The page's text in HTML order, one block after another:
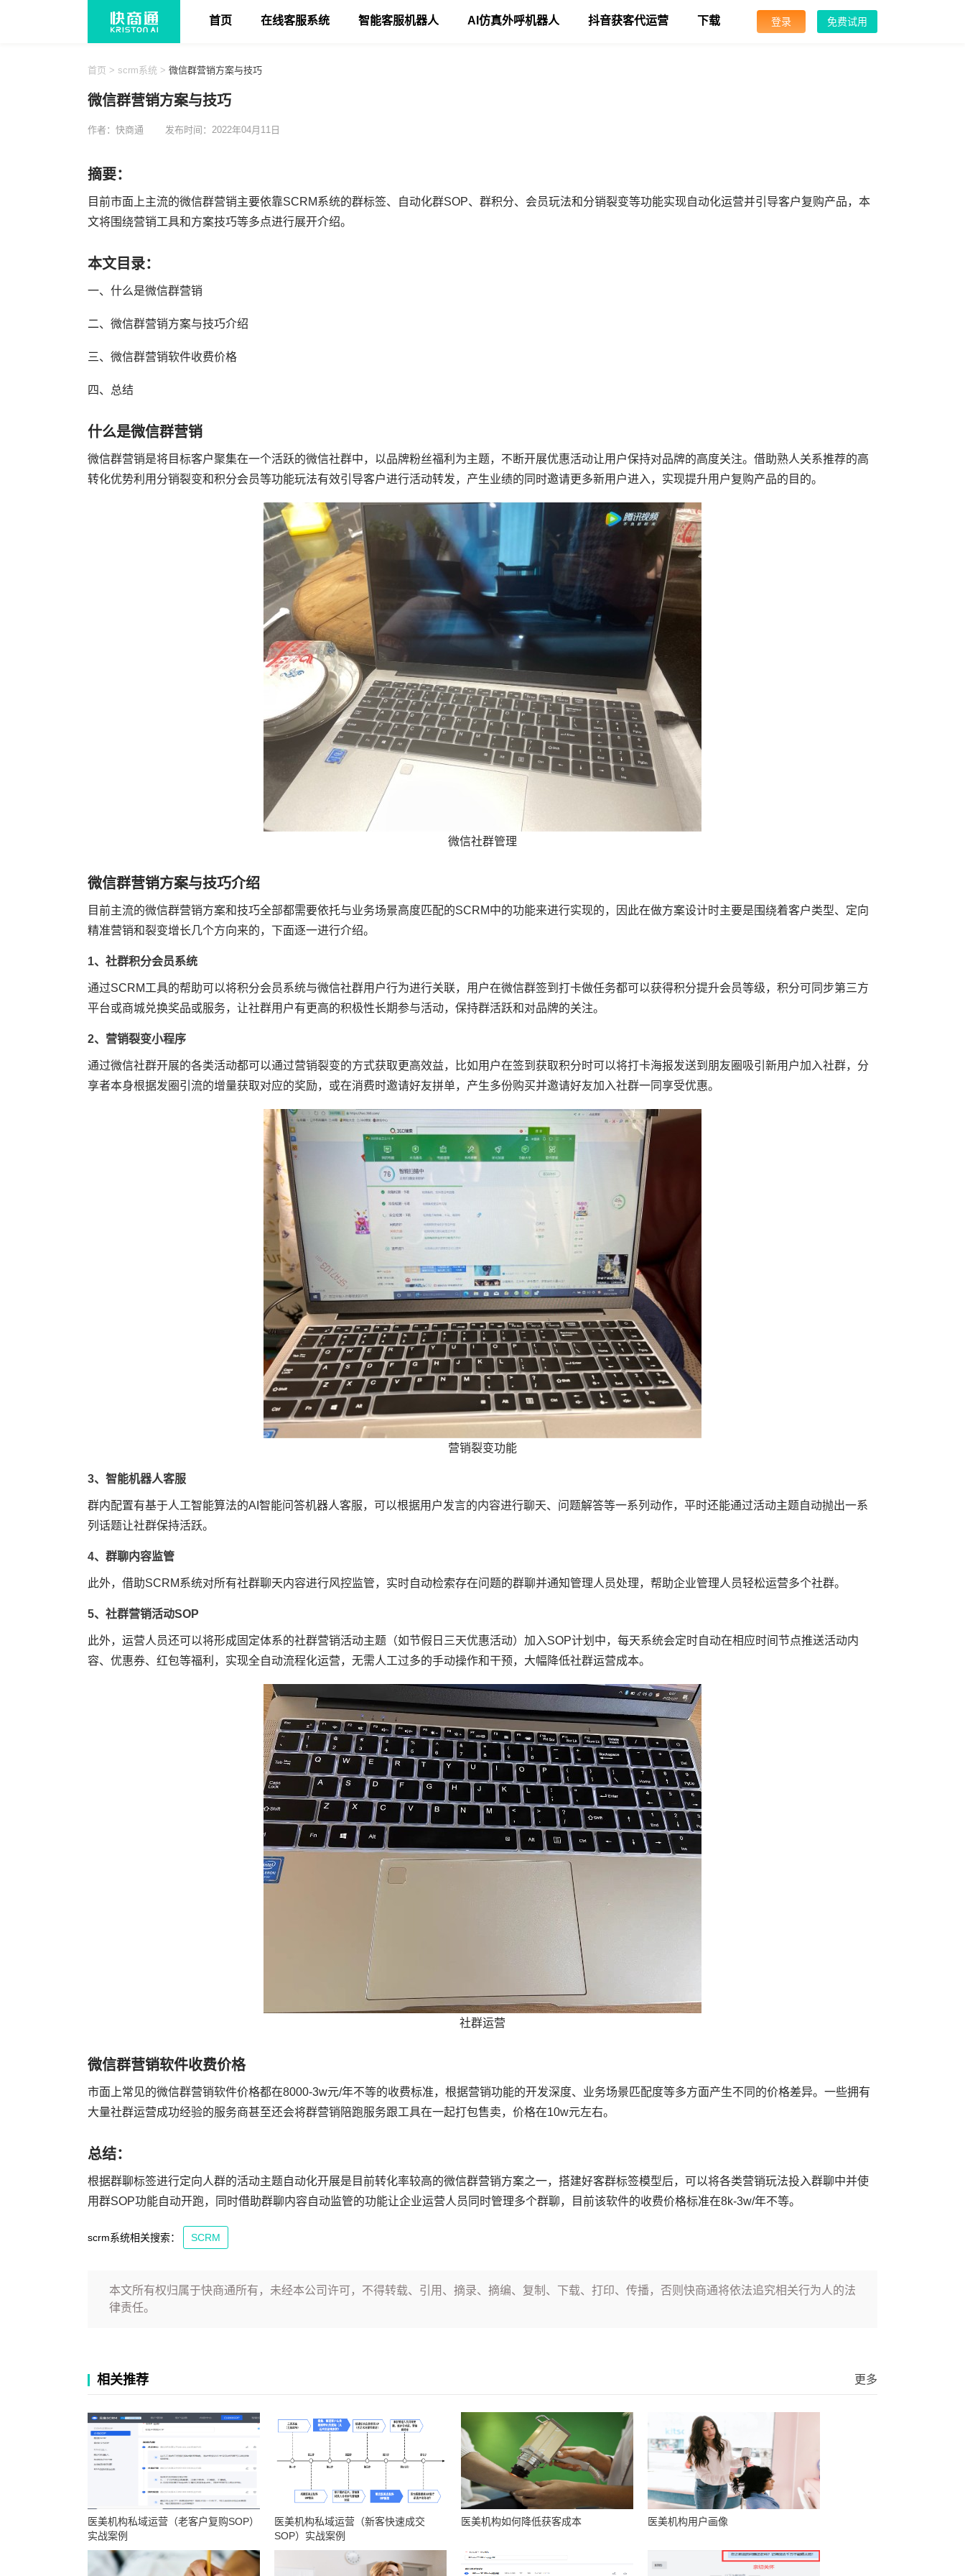
首页 在线客服系统 智能客服机器人 AI仿真外呼机器人 抖音获客代运营 下载 登录 免费试用
首页 > scrm系统 > 微信群营销方案与技巧
微信群营销方案与技巧
作者：快商通 发布时间：2022年04月11日
摘要：
目前市面上主流的微信群营销主要依靠SCRM系统的群标签、自动化群SOP、群积分、会员玩法和分销裂变等功能实现自动化运营并引导客户复购产品，本
文将围绕营销工具和方案技巧等多点进行展开介绍。
本文目录：
一、什么是微信群营销
二、微信群营销方案与技巧介绍
三、微信群营销软件收费价格
四、总结
什么是微信群营销
微信群营销是将目标客户聚集在一个活跃的微信社群中，以品牌粉丝福利为主题，不断开展优惠活动让用户保持对品牌的高度关注。借助熟人关系推荐的高
转化优势利用分销裂变和积分会员等功能玩法有效引导客户进行活动转发，产生业绩的同时邀请更多新用户进入，实现提升用户复购产品的目的。
微信社群管理
微信群营销方案与技巧介绍
目前主流的微信群营销方案和技巧全部都需要依托与业务场景高度匹配的SCRM中的功能来进行实现的，因此在做方案设计时主要是围绕着客户类型、定向
精准营销和裂变增长几个方向来的，下面逐一进行介绍。
1、社群积分会员系统
通过SCRM工具的帮助可以将积分会员系统与微信社群用户行为进行关联，用户在微信群签到打卡做任务都可以获得积分提升会员等级，积分可同步第三方
平台或商城兑换奖品或服务，让社群用户有更高的积极性长期参与活动，保持群活跃和对品牌的关注。
2、营销裂变小程序
通过微信社群开展的各类活动都可以通过营销裂变的方式获取更高效益，比如用户在签到获取积分时可以将打卡海报发送到朋友圈吸引新用户加入社群，分
享者本身根据发圈引流的增量获取对应的奖励，或在消费时邀请好友拼单，产生多份购买并邀请好友加入社群一同享受优惠。
营销裂变功能
3、智能机器人客服
群内配置有基于人工智能算法的AI智能问答机器人客服，可以根据用户发言的内容进行聊天、问题解答等一系列动作，平时还能通过活动主题自动抛出一系
列话题让社群保持活跃。
4、群聊内容监管
此外，借助SCRM系统对所有社群聊天内容进行风控监管，实时自动检索存在问题的群聊并通知管理人员处理，帮助企业管理人员轻松运营多个社群。
5、社群营销活动SOP
此外，运营人员还可以将形成固定体系的社群营销活动主题（如节假日三天优惠活动）加入SOP计划中，每天系统会定时自动在相应时间节点推送活动内
容、优惠券、红包等福利，实现全自动流程化运营，无需人工过多的手动操作和干预，大幅降低社群运营成本。
社群运营
微信群营销软件收费价格
市面上常见的微信群营销软件价格都在8000-3w元/年不等的收费标准，根据营销功能的开发深度、业务场景匹配度等多方面产生不同的价格差异。一些拥有
大量社群运营成功经验的服务商甚至还会将群营销陪跑服务跟工具在一起打包售卖，价格在10w元左右。
总结：
根据群聊标签进行定向人群的活动主题自动化开展是目前转化率较高的微信群营销方案之一，搭建好客群标签模型后，可以将各类营销玩法投入群聊中并使
用群SOP功能自动开跑，同时借助群聊内容自动监管的功能让企业运营人员同时管理多个群聊，目前该软件的收费价格标准在8k-3w/年不等。
scrm系统相关搜索： SCRM
本文所有权归属于快商通所有，未经本公司许可，不得转载、引用、摘录、摘编、复制、下载、打印、传播，否则快商通将依法追究相关行为人的法
律责任。
相关推荐 更多
医美机构私域运营（老客户复购SOP）
实战案例
医美机构私域运营（新客快速成交
SOP）实战案例
医美机构如何降低获客成本 医美机构用户画像